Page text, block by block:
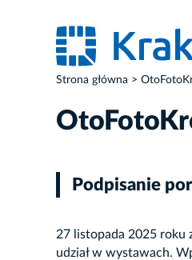
Strona główna
Podpisanie
27 listopada 2025 roku
udział w wystawach.